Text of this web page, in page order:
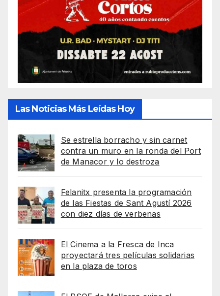
Las Noticias Más Leídas Hoy
Se estrella borracho y sin carnet
contra un muro en la ronda del Port
de Manacor y lo destroza
Felanitx presenta la programación
de las Fiestas de Sant Agustí 2026
con diez días de verbenas
El Cinema a la Fresca de Inca
proyectará tres películas solidarias
en la plaza de toros